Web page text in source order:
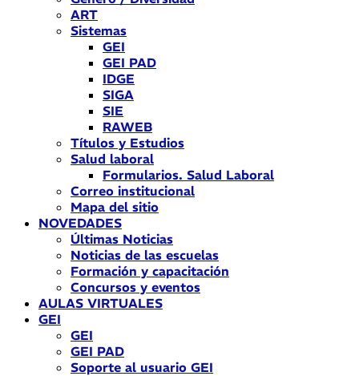
ART
Sistemas
GEI
GEI PAD
IDGE
SIGA
SIE
RAWEB
Títulos y Estudios
Salud laboral
Formularios. Salud Laboral
Correo institucional
Mapa del sitio
NOVEDADES
Últimas Noticias
Noticias de las escuelas
Formación y capacitación
Concursos y eventos
AULAS VIRTUALES
GEI
GEI
GEI PAD
Soporte al usuario GEI